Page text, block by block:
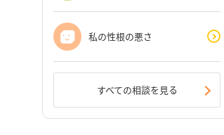
私の性根の悪さ
すべての相談を見る